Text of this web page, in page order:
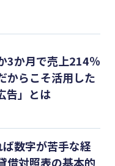
3か月で売上214％
からこそ活用した
告」とは
ば数字が苦手な経
借対照表の基本的